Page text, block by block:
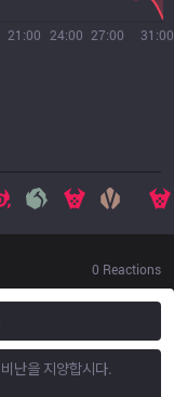
21:00 24:00 27:00 31:00
0 Reactions